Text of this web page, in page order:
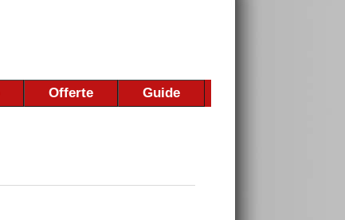
Offerte Guide